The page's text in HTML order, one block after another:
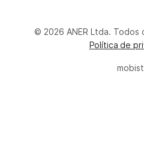
© 2026 ANER Ltda. Todos
Política de